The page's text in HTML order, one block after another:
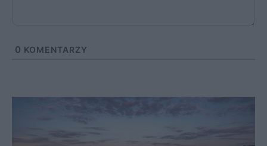
0 KOMENTARZY